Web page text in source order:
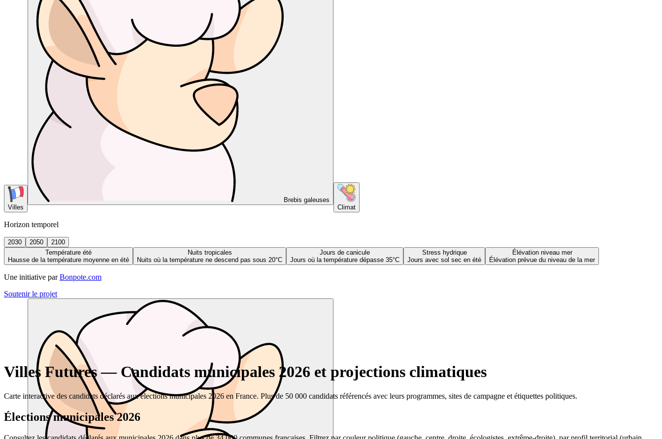
Villes
Brebis galeuses
Climat
Horizon temporel
2030 2050
2100
Température été
Hausse de la température moyenne en été
Nuits tropicales
Nuits où la température ne descend pas sous 20°C
Jours de canicule
Jours où la température dépasse 35°C
Stress hydrique
Jours avec sol sec en été
Élévation niveau mer
Élévation prévue du niveau de la mer
Une initiative par Bonpote.com
Soutenir le projet
Villes Futures — Candidats municipales 2026 et projections climatiques
Carte interactive des candidats déclarés aux élections municipales 2026 en France. Plus de 50 000 candidats référencés avec leurs programmes, sites de campagne et étiquettes politiques.
Élections municipales 2026